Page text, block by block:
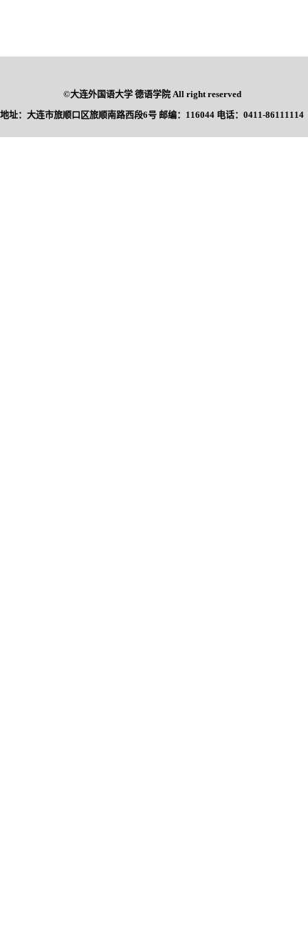
©大连外国语大学 德语学院 All right reserved
地址：大连市旅顺口区旅顺南路西段6号 邮编：116044 电话：0411-86111114